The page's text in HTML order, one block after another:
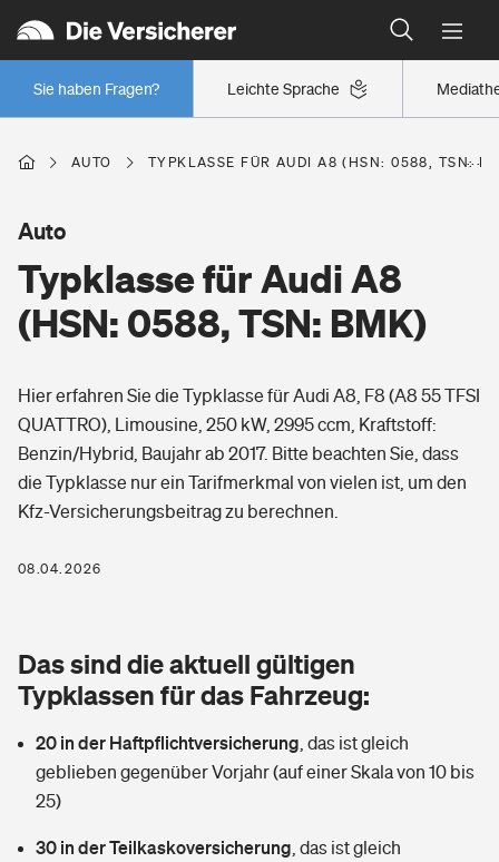
Leichte Sprache
Sie haben Fragen?
Wer versichert was: Jetzt Versicherer finden
Regionalklassen: So ist Ihre Region eingestuft
Wer versichert was: Jetzt Versicherer finden
Berufsunfähigkeitsversicherung
Erwerbsunfähigkeitsversicherung
Grundfähigkeitsversicherung
Arbeitsrechtsschutz
Berufshaftpflichtversicherung
Zur Übersicht
Tools
Wer versichert was: Jetzt Versicherer finden
Sie haben Fragen?
Wohnen
Elementarversicherung
Glasversicherung
Mietkautionsversicherung
Restkreditversicherung
Freizeit
Pri­vate Haft­pflicht­
Kinderunfall­ver­si­che­rung
Kinderinvalidität
Gesundheit
Private Krankenversicherung
Dread-Disease-Versicherung
Tierkrankenversicherung
Zur Übersicht
AUTO TYPKLASSE FÜR AUDI A8 (HSN: 0588, TSN:
Typklasse für Audi A8
(HSN: 0588, TSN: BMK)
Auto
Hier erfahren Sie die Typklasse für Audi A8, F8 (A8 55 TFSI
QUATTRO), Limousine, 250 kW, 2995 ccm, Kraftstoff:
Benzin/Hybrid, Baujahr ab 2017. Bitte beachten Sie, dass
die Typklasse nur ein Tarifmerkmal von vielen ist, um den
Kfz-Versicherungsbeitrag zu berechnen.
08.04.2026
Das sind die aktuell gültigen
Typklassen für das Fahrzeug:
20 in der Haftpflichtversicherung das ist gleich
geblieben gegenüber Vorjahr (auf einer Skala von 10 bis
25)
30 in der Teilkaskoversicherung das ist gleich